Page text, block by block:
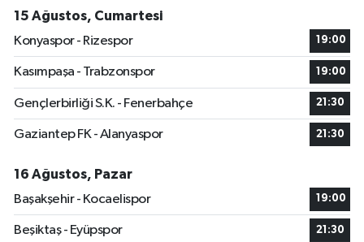
15 Ağustos, Cumartesi
Konyaspor - Rizespor
19:00
Kasımpaşa - Trabzonspor 19:00
Gençlerbirliği S.K. - Fenerbahçe 21:30
Gaziantep FK - Alanyaspor 21:30
16 Ağustos, Pazar
Başakşehir - Kocaelispor
19:00
Beşiktaş - Eyüpspor 21:30